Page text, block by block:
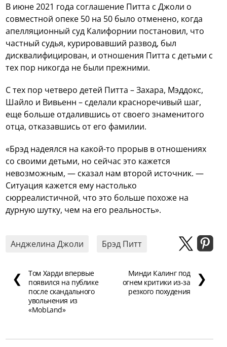
В июне 2021 года соглашение Питта с Джоли о
совместной опеке 50 на 50 было отменено, когда
апелляционный суд Калифорнии постановил, что
частный судья, курировавший развод, был
дисквалифицирован, и отношения Питта с детьми с
тех пор никогда не были прежними.
С тех пор четверо детей Питта – Захара, Мэддокс,
Шайло и Вивьенн – сделали красноречивый шаг,
еще больше отдалившись от своего знаменитого
отца, отказавшись от его фамилии.
«Брэд надеялся на какой-то прорыв в отношениях
со своими детьми, но сейчас это кажется
невозможным, — сказал нам второй источник. —
Ситуация кажется ему настолько
сюрреалистичной, что это больше похоже на
дурную шутку, чем на его реальность».
Анджелина Джоли Брэд Питт
❮
Том Харди впервые
появился на публике
после скандального
увольнения из
«MobLand»
Минди Калинг под
огнем критики из-за
резкого похудения
❯